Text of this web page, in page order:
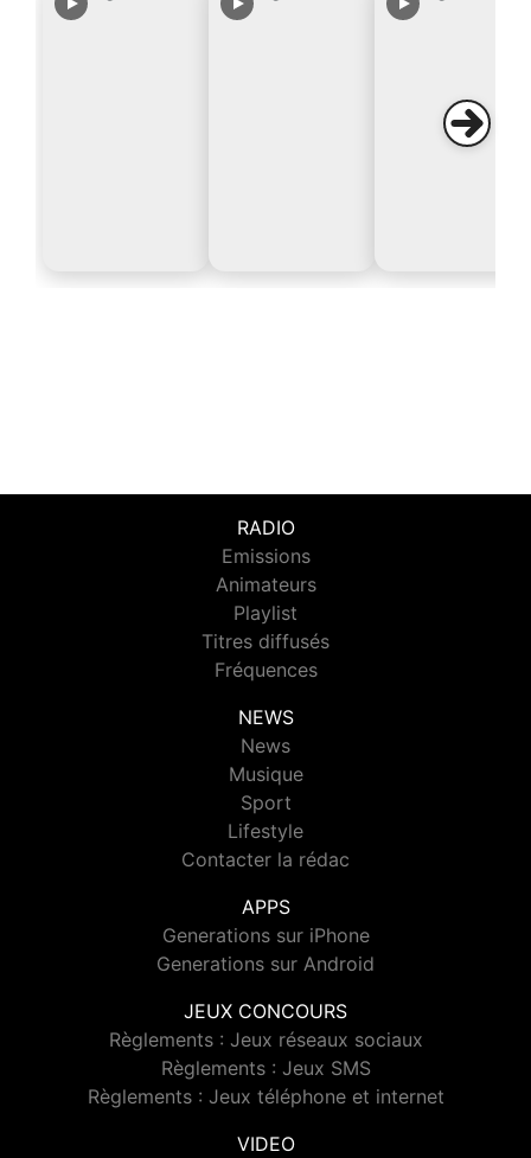
RADIO
Emissions
Animateurs
Playlist
Titres diffusés
Fréquences
NEWS
News
Musique
Sport
Lifestyle
Contacter la rédac
APPS
Generations sur iPhone
Generations sur Android
JEUX CONCOURS
Règlements : Jeux réseaux sociaux
Règlements : Jeux SMS
Règlements : Jeux téléphone et internet
VIDEO